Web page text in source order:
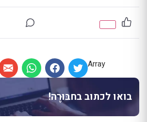
Array
בואו לכתוב בחבּוּרֶה!